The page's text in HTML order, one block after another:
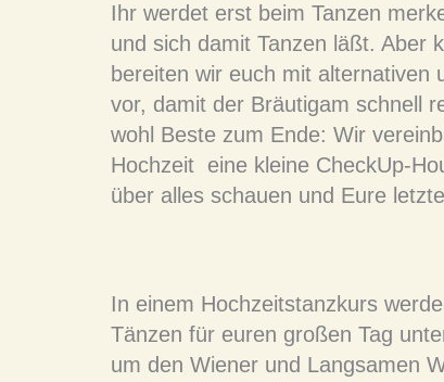
Ihr werdet erst beim Tanzen
und sich damit Tanzen läßt. Aber
bereiten wir euch mit alternativen
vor, damit der Bräutigam schnell
wohl Beste zum Ende: Wir
Hochzeit eine kleine CheckUp-
über alles schauen und Eure
In einem Hochzeitstanzkurs
Tänzen für euren großen Tag
um den Wiener und Langsamen